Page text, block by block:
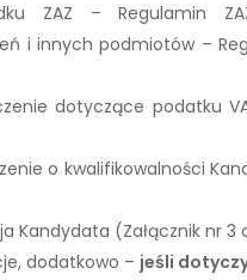
ZAZ – Regulamin
i innych podmiotów –
dotyczące podatku
o kwalifikowalności
Kandydata (Załącznik nr 3
dodatkowo – jeśli